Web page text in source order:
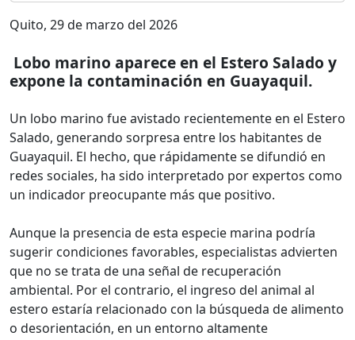
Quito, 29 de marzo del 2026
Lobo marino aparece en el Estero Salado y
expone la contaminación en Guayaquil.
Un lobo marino fue avistado recientemente en el Estero
Salado, generando sorpresa entre los habitantes de
Guayaquil. El hecho, que rápidamente se difundió en
redes sociales, ha sido interpretado por expertos como
un indicador preocupante más que positivo.
Aunque la presencia de esta especie marina podría
sugerir condiciones favorables, especialistas advierten
que no se trata de una señal de recuperación
ambiental. Por el contrario, el ingreso del animal al
estero estaría relacionado con la búsqueda de alimento
o desorientación, en un entorno altamente